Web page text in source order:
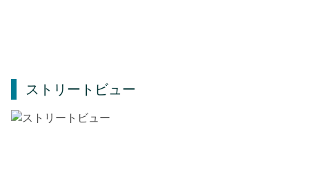
ストリートビュー